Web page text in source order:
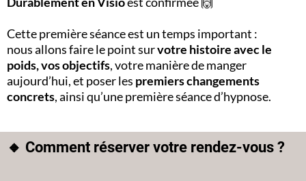
Cette première séance est un temps important :
nous allons faire le point survotre histoire avec le
poids, vos objectifs, votre manière de manger
aujourd’hui, et poser les premiers changements
concrets, ainsi qu’une première séance d’hypnose.
🔸 Comment réserver votre rendez-vous ?